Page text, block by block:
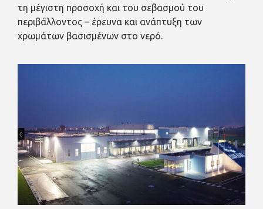
τη μέγιστη προσοχή και του σεβασμού του
περιβάλλοντος – έρευνα και ανάπτυξη των
χρωμάτων βασισμένων στο νερό.